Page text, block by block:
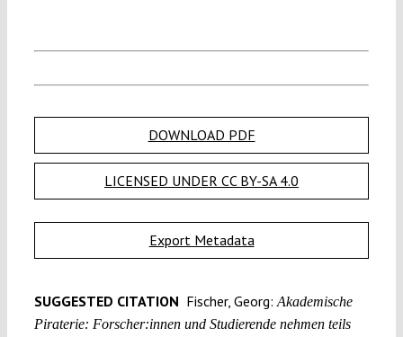
DOWNLOAD PDF
LICENSED UNDER CC BY-SA 4.0
Export Metadata
SUGGESTED CITATION Fischer, Georg: Akademische
Piraterie: Forscher:innen und Studierende nehmen teils